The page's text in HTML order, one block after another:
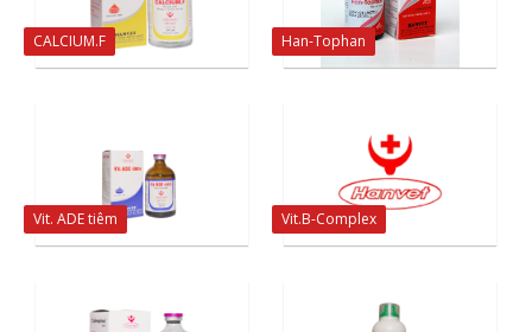
CALCIUM.F Han-Tophan
Vit. ADE tiêm Vit.B-Complex